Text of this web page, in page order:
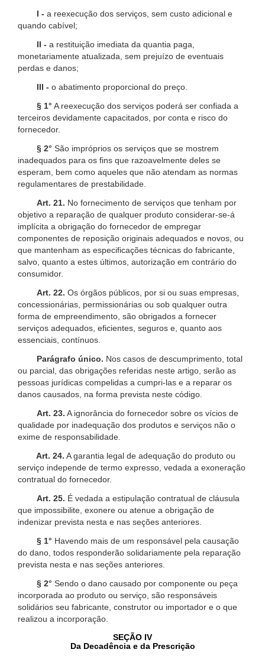
I - a reexecução dos serviços, sem custo adicional e
quando cabível;
II - a restituição imediata da quantia paga,
monetariamente atualizada, sem prejuízo de eventuais
perdas e danos;
III - o abatimento proporcional do preço.
§ 1° A reexecução dos serviços poderá ser confiada a
terceiros devidamente capacitados, por conta e risco do
fornecedor.
§ 2° São impróprios os serviços que se mostrem
inadequados para os fins que razoavelmente deles se
esperam, bem como aqueles que não atendam as normas
regulamentares de prestabilidade.
Art. 21. No fornecimento de serviços que tenham por
objetivo a reparação de qualquer produto considerar-se-á
implícita a obrigação do fornecedor de empregar
componentes de reposição originais adequados e novos, ou
que mantenham as especificações técnicas do fabricante,
salvo, quanto a estes últimos, autorização em contrário do
consumidor.
Art. 22. Os órgãos públicos, por si ou suas empresas,
concessionárias, permissionárias ou sob qualquer outra
forma de empreendimento, são obrigados a fornecer
serviços adequados, eficientes, seguros e, quanto aos
essenciais, contínuos.
Parágrafo único. Nos casos de descumprimento, total
ou parcial, das obrigações referidas neste artigo, serão as
pessoas jurídicas compelidas a cumpri-las e a reparar os
danos causados, na forma prevista neste código.
Art. 23. A ignorância do fornecedor sobre os vícios de
qualidade por inadequação dos produtos e serviços não o
exime de responsabilidade.
Art. 24. A garantia legal de adequação do produto ou
serviço independe de termo expresso, vedada a exoneração
contratual do fornecedor.
Art. 25. É vedada a estipulação contratual de cláusula
que impossibilite, exonere ou atenue a obrigação de
indenizar prevista nesta e nas seções anteriores.
§ 1° Havendo mais de um responsável pela causação
do dano, todos responderão solidariamente pela reparação
prevista nesta e nas seções anteriores.
§ 2° Sendo o dano causado por componente ou peça
incorporada ao produto ou serviço, são responsáveis
solidários seu fabricante, construtor ou importador e o que
realizou a incorporação.
SEÇÃO IV
Da Decadência e da Prescrição